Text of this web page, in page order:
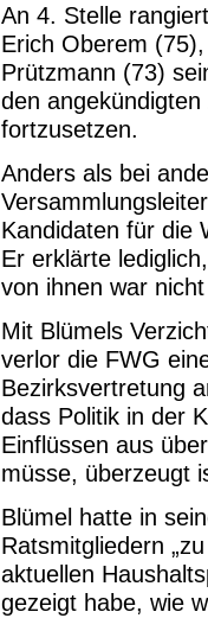
An 4. Stelle
Erich Oberem
Prützmann (73)
den angekündigten
fortzusetzen.
Anders als bei
Kandidaten für die
Er erklärte
von ihnen war
Mit Blümels
verlor die FWG
Bezirksvertretung
dass Politik in der
Einflüssen aus
müsse, überzeugt
Blümel hatte in
Ratsmitgliedern
aktuellen
gezeigt habe, wie